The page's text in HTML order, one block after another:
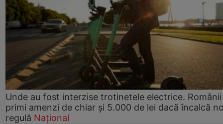
Unde au fost interzise trotinetele electrice.
primi amenzi de chiar și 5.000 de lei dacă încalcă
regulă Național